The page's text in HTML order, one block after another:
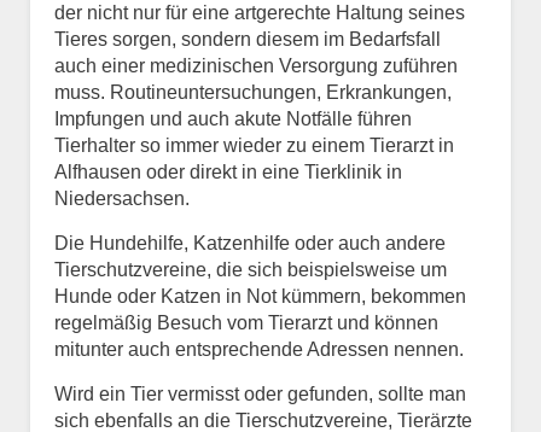
der nicht nur für eine artgerechte Haltung seines
Tieres sorgen, sondern diesem im Bedarfsfall
auch einer medizinischen Versorgung zuführen
muss. Routineuntersuchungen, Erkrankungen,
Impfungen und auch akute Notfälle führen
Tierhalter so immer wieder zu einem Tierarzt in
Alfhausen oder direkt in eine Tierklinik in
Niedersachsen.
Die Hundehilfe, Katzenhilfe oder auch andere
Tierschutzvereine, die sich beispielsweise um
Hunde oder Katzen in Not kümmern, bekommen
regelmäßig Besuch vom Tierarzt und können
mitunter auch entsprechende Adressen nennen.
Wird ein Tier vermisst oder gefunden, sollte man
sich ebenfalls an die Tierschutzvereine, Tierärzte